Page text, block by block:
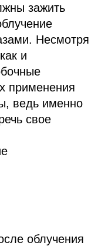
зажить
Несмотря
и
применения
ведь именно
свое
облучения